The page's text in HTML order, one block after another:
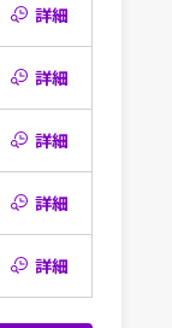
詳細
詳細
詳細
詳細
詳細